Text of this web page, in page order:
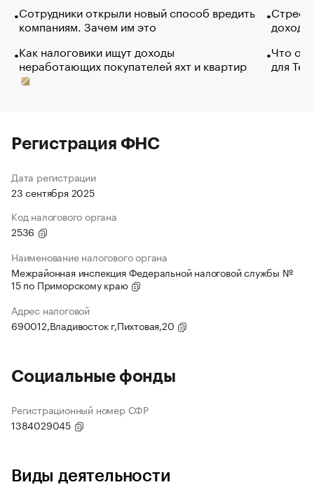
Сотрудники открыли новый способ вредить
компаниям. Зачем им это
Как налоговики ищут доходы
неработающих покупателей яхт и квартир
Что
для
Регистрация ФНС
Дата регистрации
23 сентября 2025
Код налогового органа
2536
Наименование налогового органа
Межрайонная инспекция Федеральной налоговой службы №
15 по Приморскому краю
Адрес налоговой
690012,Владивосток г,Пихтовая,20
Социальные фонды
Регистрационный номер СФР
1384029045
Виды деятельности